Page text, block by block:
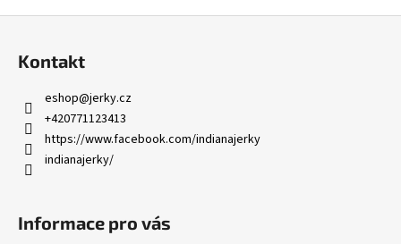
Kontakt
eshop@jerky.cz
+420771123413
https://www.facebook.com/indianajerky
indianajerky/
Informace pro vás